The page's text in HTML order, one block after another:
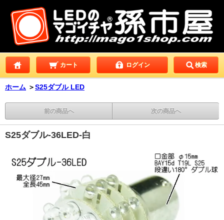
カート ログイン 検索
ホーム ＞S25ダブル LED
前の商品へ 次の商品へ
S25ダブル-36LED-白